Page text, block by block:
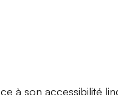
à son accessibilité